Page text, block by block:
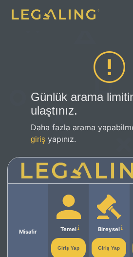
Günlük arama
ulaştınız.
Daha fazla arama
giriş yapınız.
Misafir Temel
Giriş Yap
Bireysel
Giriş Yap